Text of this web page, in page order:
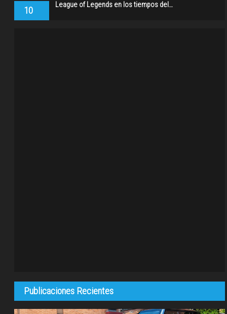
10 League of Legends en los tiempos del…
Publicaciones Recientes